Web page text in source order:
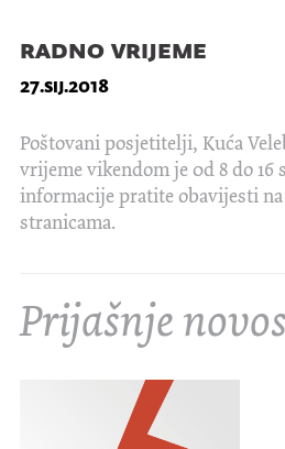
radno vrijeme
27.sij.2018
Poštovani posjetitelji, Kuća
vrijeme vikendom je 0d 8 do 16
informacije pratite obavijesti
stranicama.
Prijašnje